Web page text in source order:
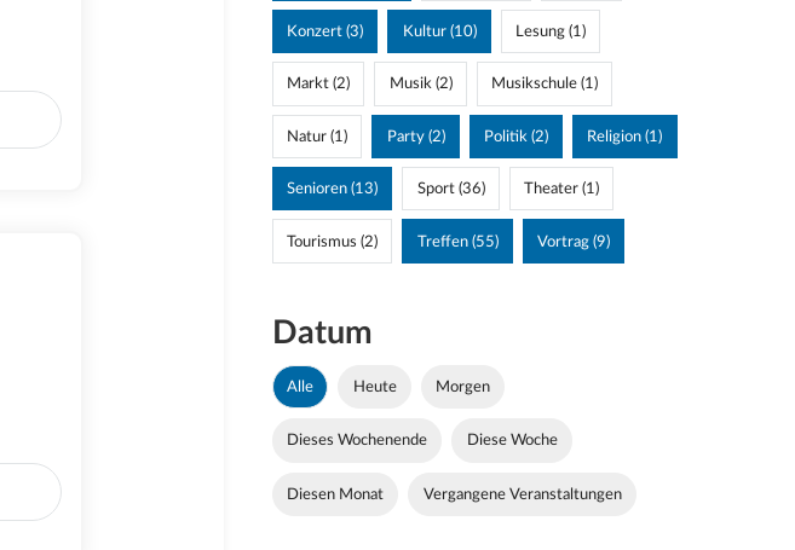
Konzert (3) Kultur (10) Lesung (1)
Markt (2) Musik (2) Musikschule (1)
Natur (1) Party (2) Politik (2) Religion (1)
Senioren (13) Sport (36) Theater (1)
Tourismus (2) Treffen (55) Vortrag (9)
Datum
Alle Heute Morgen
Dieses Wochenende Diese Woche
Diesen Monat Vergangene Veranstaltungen